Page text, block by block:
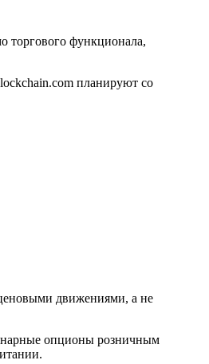
торгового функционала,
планируют со
движениями, а не
опционы розничным